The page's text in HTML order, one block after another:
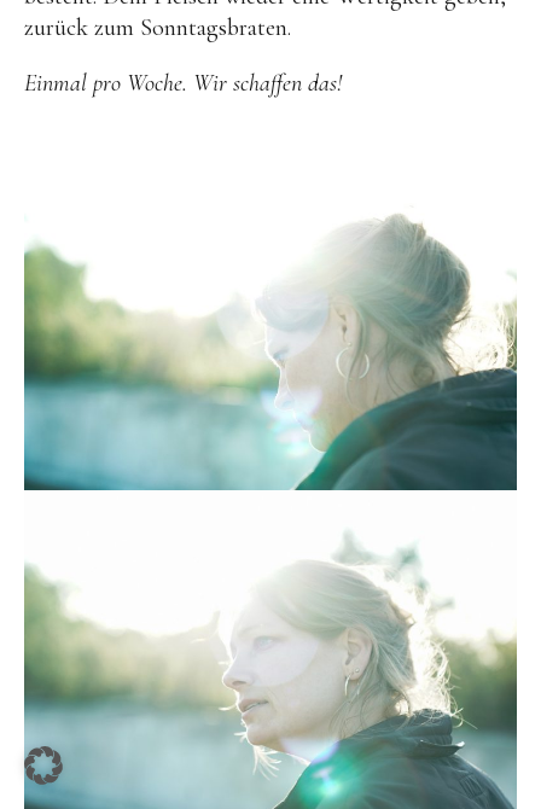
zurück zum Sonntagsbraten.
Einmal pro Woche. Wir schaffen das!